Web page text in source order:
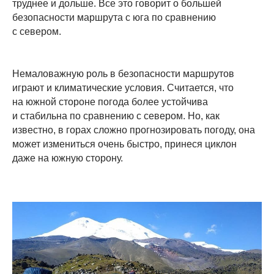
труднее и дольше. Все это говорит о большей
безопасности маршрута с юга по сравнению
с севером.
Немаловажную роль в безопасности маршрутов
играют и климатические условия. Считается, что
на южной стороне погода более устойчива
и стабильна по сравнению с севером. Но, как
известно, в горах сложно прогнозировать погоду, она
может измениться очень быстро, принеся циклон
даже на южную сторону.